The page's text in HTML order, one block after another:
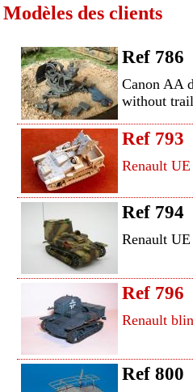
Modèles des clients
Ref 786
Canon AA
without
Ref 793
Renault
Ref 794
Renault
Ref 796
Renault
Ref 800